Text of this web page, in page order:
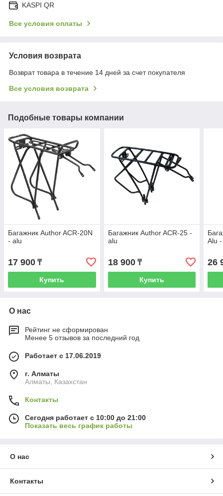
KASPI QR
Все условия оплаты
Условия возврата
Возврат товара в течение 14 дней за счет покупателя
Все условия возврата
Подобные товары компании
Багажник Author ACR-20N
- alu
17 900 ₸
Купить
Багажник Author ACR-25 -
alu
18 900₸
Купить
Alu
26
О нас
Рейтинг не сформирован
Менее 5 отзывов за последний год
Работает с 17.06.2019
г. Алматы
Алматы, Казахстан
Контакты
Сегодня работает с 10:00 до 21:00
Показать весь график работы
О нас
Контакты